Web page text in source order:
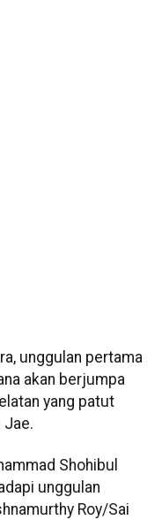
unggulan pertama
akan berjumpa
yang patut
Jae.
Shohibul
unggulan
Roy/Sai